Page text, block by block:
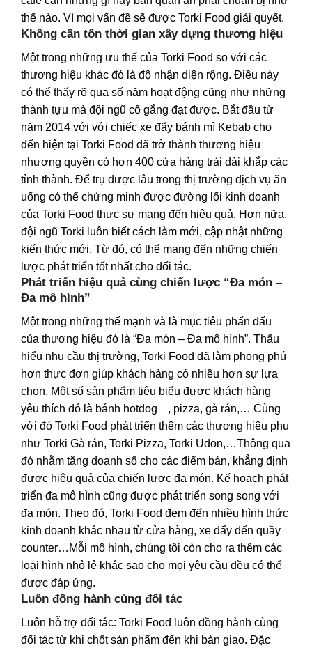
thế nào. Vì mọi vấn đề sẽ được Torki Food giải quyết.
Không cần tốn thời gian xây dựng thương hiệu
Một trong những ưu thế của Torki Food so với các
thương hiệu khác đó là độ nhận diện rộng. Điều này
có thể thấy rõ qua số năm hoạt động cũng như những
thành tựu mà đội ngũ cố gắng đạt được. Bắt đầu từ
năm 2014 với với chiếc xe đẩy bánh mì Kebab cho
đến hiện tại Torki Food đã trở thành thương hiệu
nhượng quyền có hơn 400 cửa hàng trải dài khắp các
tỉnh thành. Để trụ được lâu trong thị trường dịch vụ ăn
uống có thể chứng minh được đường lối kinh doanh
của Torki Food thực sự mang đến hiệu quả. Hơn nữa,
đội ngũ Torki luôn biết cách làm mới, cập nhật những
kiến thức mới. Từ đó, có thể mang đến những chiến
lược phát triển tốt nhất cho đối tác.
Phát triển hiệu quả cùng chiến lược “Đa món –
Đa mô hình”
Một trong những thế mạnh và là mục tiêu phấn đấu
của thương hiệu đó là “Đa món – Đa mô hình”. Thấu
hiểu nhu cầu thị trường, Torki Food đã làm phong phú
hơn thực đơn giúp khách hàng có nhiều hơn sự lựa
chọn. Một số sản phẩm tiêu biểu được khách hàng
yêu thích đó là bánh hotdog
, pizza, gà rán,… Cùng
với đó Torki Food phát triển thêm các thương hiệu phụ
như Torki Gà rán, Torki Pizza, Torki Udon,…Thông qua
đó nhằm tăng doanh số cho các điểm bán, khẳng định
được hiệu quả của chiến lược đa món. Kế hoạch phát
triển đa mô hình cũng được phát triển song song với
đa món. Theo đó, Torki Food đem đến nhiều hình thức
kinh doanh khác nhau từ cửa hàng, xe đẩy đến quầy
counter…Mỗi mô hình, chúng tôi còn cho ra thêm các
loại hình nhỏ lẻ khác sao cho mọi yêu cầu đều có thể
được đáp ứng.
Luôn đồng hành cùng đối tác
Luôn hỗ trợ đối tác: Torki Food luôn đồng hành cùng
đối tác từ khi chốt sản phẩm đến khi bàn giao. Đặc